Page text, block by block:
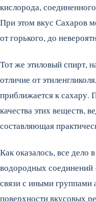
кислорода,
При этом вкус Сахаров
от горького, до
Тот же этиловый спирт,
отличие от
приближается к сахару.
качества этих веществ,
составляющая
Как оказалось, все дело
водородных соединений
связи с иными группами
поверхности вкусовых